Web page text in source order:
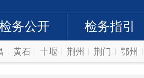
务公开 检务指引
黄石 十堰 荆州 荆门 鄂州